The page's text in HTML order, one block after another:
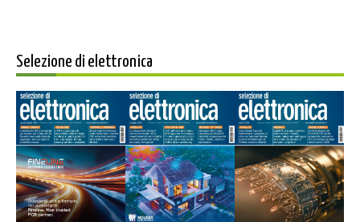
Selezione di elettronica